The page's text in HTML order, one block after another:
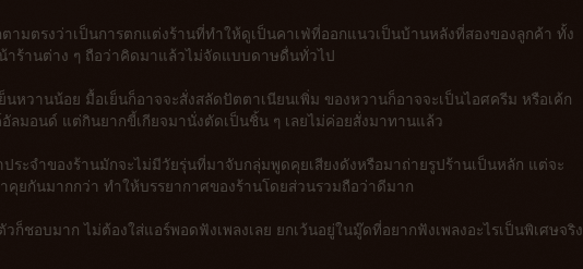
ามตรงว่าเป็นการตกแต่งร้านที่ทำให้ดูเป็นคาเฟ่ที่ออกแนวเป็นบ้านหลังที่สองของลูกค้า ทั้ง
าร้านต่าง ๆ ถือว่าคิดมาแล้วไม่จัดแบบดาษดื่นทั่วไป
นหวานน้อย มื้อเย็นก็อาจจะสั่งสลัดปัตตาเนียนเพิ่ม ของหวานก็อาจจะเป็นไอศครีม หรือเค้ก
ลมอนด์ แต่กินยากขี้เกียจมานั่งตัดเป็นชิ้น ๆ เลยไม่ค่อยสั่งมาทานแล้ว
ระจำของร้านมักจะไม่มีวัยรุ่นที่มาจับกลุ่มพูดคุยเสียงดังหรือมาถ่ายรูปร้านเป็นหลัก แต่จะ
คุยกันมากกว่า ทำให้บรรยากาศของร้านโดยส่วนรวมถือว่าดีมาก
ก็ชอบมาก ไม่ต้องใส่แอร์พอดฟังเพลงเลย ยกเว้นอยู่ในมู๊ดที่อยากฟังเพลงอะไรเป็นพิเศษจริง